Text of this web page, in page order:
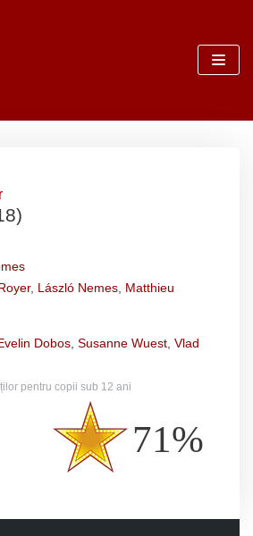
, László Nemes Matthieu
Dobos Susanne Wuest Vlad
pentru copii sub 12 ani
71%